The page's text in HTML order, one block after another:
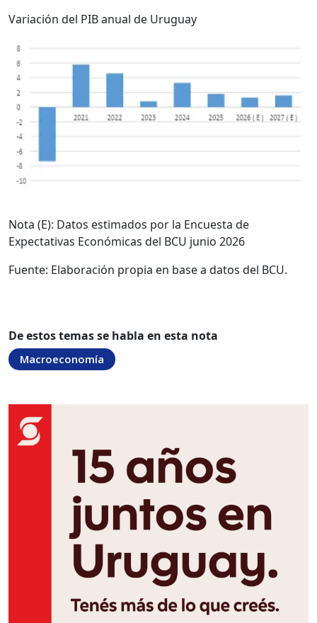
Variación del PIB anual de Uruguay
Nota (E): Datos estimados por la Encuesta de
Expectativas Económicas del BCU junio 2026
Fuente: Elaboración propia en base a datos del BCU.
De estos temas se habla en esta nota
Macroeconomía